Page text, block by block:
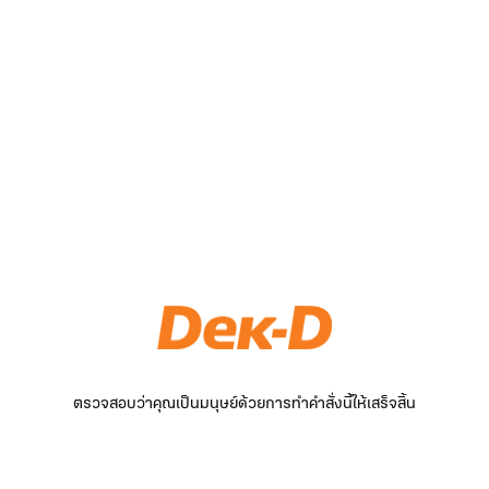
ตรวจสอบว่าคุณเป็นมนุษย์ด้วยการทำคำสั่งนี้ให้เสร็จสิ้น